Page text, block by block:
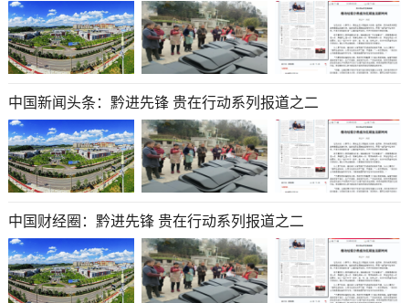
中国新闻头条：黔进先锋 贵在行动系列报道之二
中国财经圈：黔进先锋 贵在行动系列报道之二